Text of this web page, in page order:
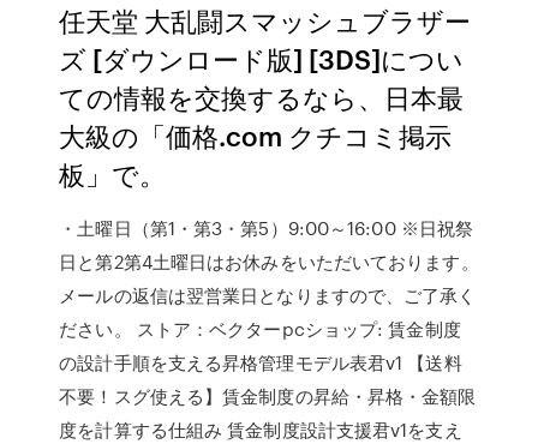
任天堂 大乱闘スマッシュブラザー
ズ [ダウンロード版] [3DS]につい
ての情報を交換するなら、日本最
大級の「価格.com クチコミ掲示
板」で。
・土曜日（第1・第3・第5）9:00～16:00 ※日祝祭
日と第2第4土曜日はお休みをいただいております。
メールの返信は翌営業日となりますので、ご了承く
ださい。 ストア：ベクターpcショップ: 賃金制度
の設計手順を支える昇格管理モデル表君v1 【送料
不要！スグ使える】賃金制度の昇給・昇格・金額限
度を計算する仕組み 賃金制度設計支援君v1を支え